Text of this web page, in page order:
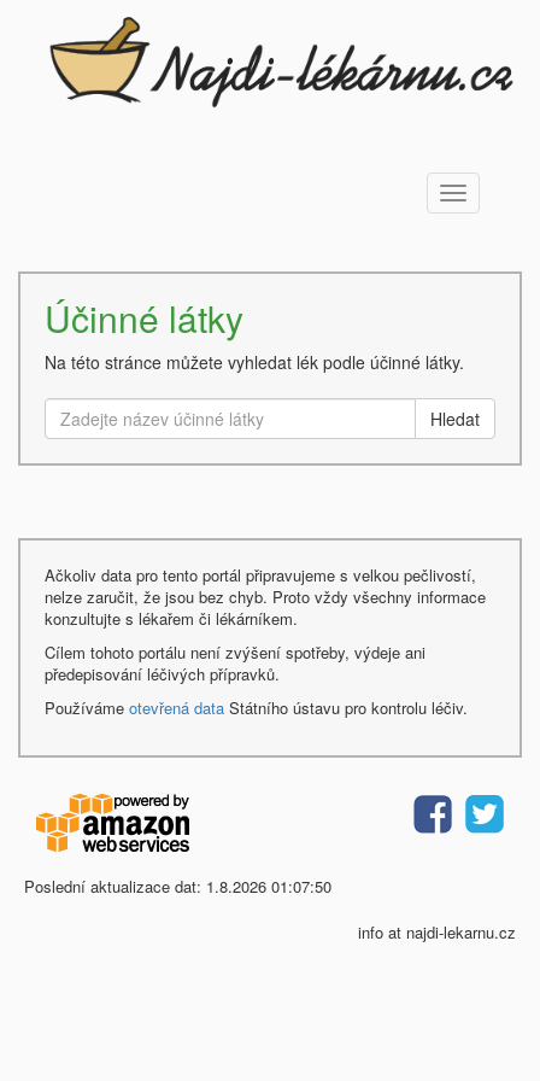
Toggle
navigation
Účinné látky
Na této stránce můžete vyhledat lék podle účinné látky.
Hledat
Ačkoliv data pro tento portál připravujeme s velkou pečlivostí,
nelze zaručit, že jsou bez chyb. Proto vždy všechny informace
konzultujte s lékařem či lékárníkem.
Cílem tohoto portálu není zvýšení spotřeby, výdeje ani
předepisování léčivých přípravků.
Používáme otevřená data Státního ústavu pro kontrolu léčiv.
Poslední aktualizace dat: 1.8.2026 01:07:50
info at najdi-lekarnu.cz